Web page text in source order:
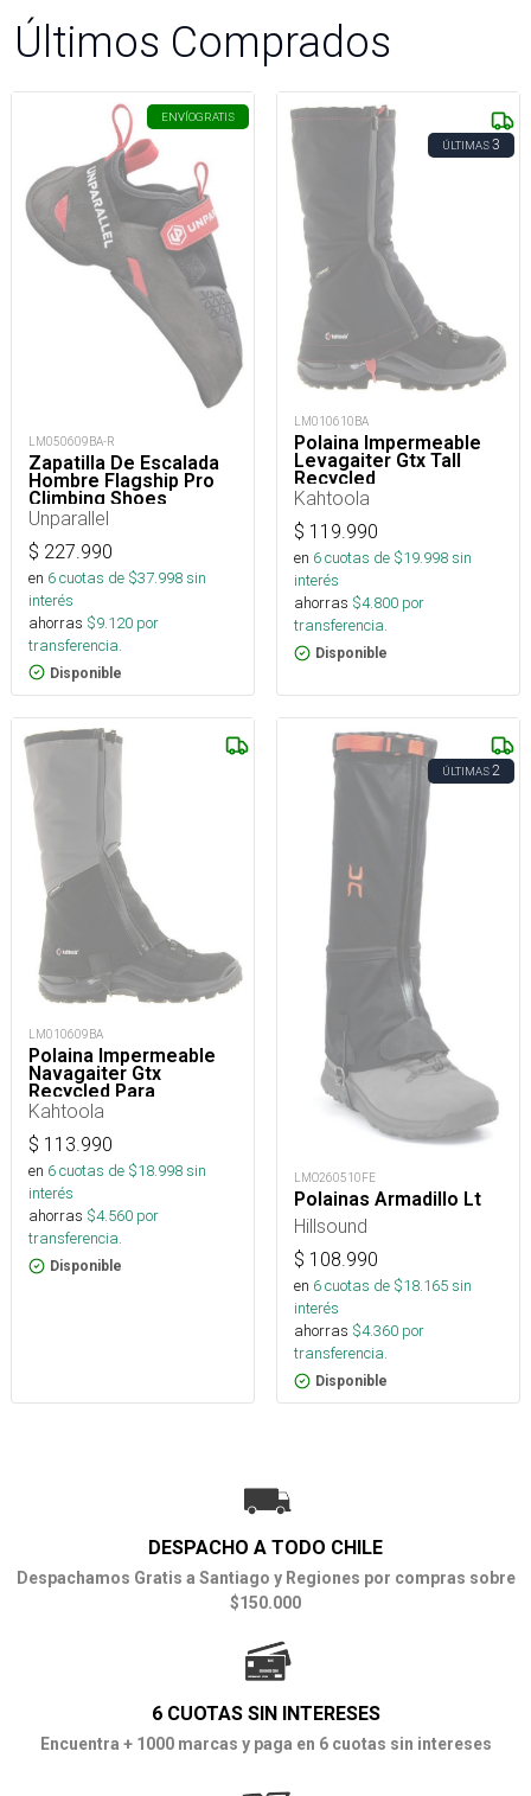
Últimos Comprados
ENVÍOGRATIS
LM050609BA-R
Zapatilla De Escalada
Hombre Flagship Pro
Climbing Shoes
Unparallel
$ 227.990
en 6cuotas de $37.998sin
interés
ahorras $9.120 por
transferencia.
Disponible
ÚLTIMAS3
LM010610BA
Polaina Impermeable
Levagaiter Gtx Tall
Recycled
Kahtoola
$ 119.990
en 6cuotas de $19.998sin
interés
ahorras $4.800 por
transferencia.
Disponible
LM010609BA
Polaina Impermeable
Navagaiter Gtx
Recycled Para
Trekking, Nieve Y
Kahtoola
$ 113.990
en 6cuotas de $18.998sin
interés
ahorras $4.560 por
transferencia.
Disponible
ÚLTIMAS2
LMO260510FE
Polainas Armadillo Lt
Hillsound
$ 108.990
en 6cuotas de $18.165sin
interés
ahorras $4.360 por
transferencia.
Disponible
DESPACHO A TODO CHILE
Despachamos Gratis a Santiago y Regiones por compras sobre
$150.000
6 CUOTAS SIN INTERESES
Encuentra + 1000 marcas y paga en 6 cuotas sin intereses